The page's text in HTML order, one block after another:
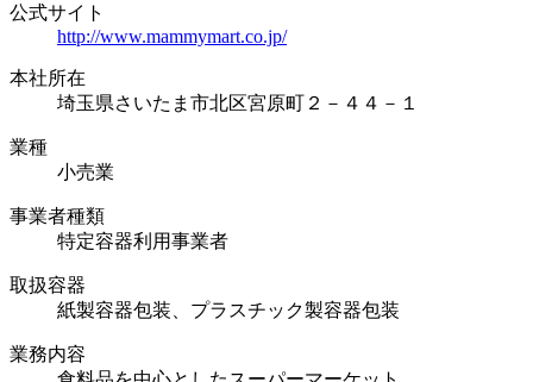
公式サイト
http://www.mammymart.co.jp/
本社所在
埼玉県さいたま市北区宮原町２－４４－１
業種
小売業
事業者種類
特定容器利用事業者
取扱容器
紙製容器包装、プラスチック製容器包装
業務内容